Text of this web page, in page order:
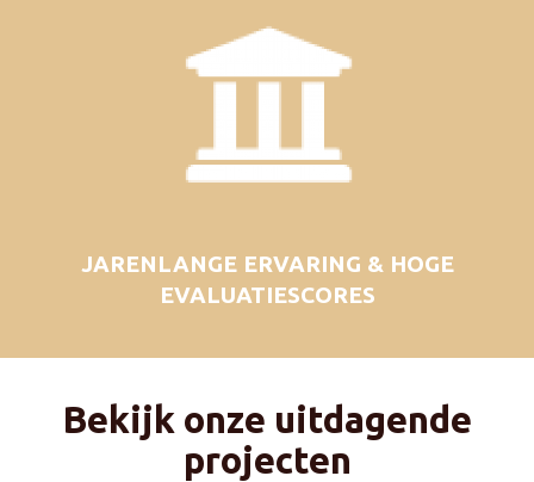
JARENLANGE ERVARING & HOGE
EVALUATIESCORES
Bekijk onze uitdagende
projecten